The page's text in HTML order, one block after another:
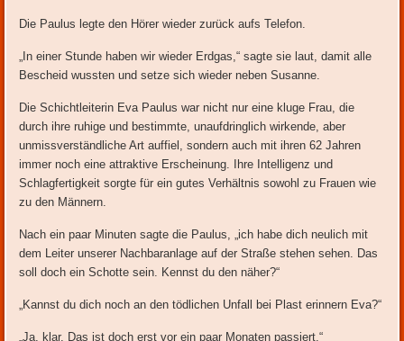
Die Paulus legte den Hörer wieder zurück aufs Telefon.
„In einer Stunde haben wir wieder Erdgas,“ sagte sie laut, damit alle
Bescheid wussten und setze sich wieder neben Susanne.
Die Schichtleiterin Eva Paulus war nicht nur eine kluge Frau, die
durch ihre ruhige und bestimmte, unaufdringlich wirkende, aber
unmissverständliche Art auffiel, sondern auch mit ihren 62 Jahren
immer noch eine attraktive Erscheinung. Ihre Intelligenz und
Schlagfertigkeit sorgte für ein gutes Verhältnis sowohl zu Frauen wie
zu den Männern.
Nach ein paar Minuten sagte die Paulus, „ich habe dich neulich mit
dem Leiter unserer Nachbaranlage auf der Straße stehen sehen. Das
soll doch ein Schotte sein. Kennst du den näher?“
„Kannst du dich noch an den tödlichen Unfall bei Plast erinnern Eva?“
„Ja, klar. Das ist doch erst vor ein paar Monaten passiert.“